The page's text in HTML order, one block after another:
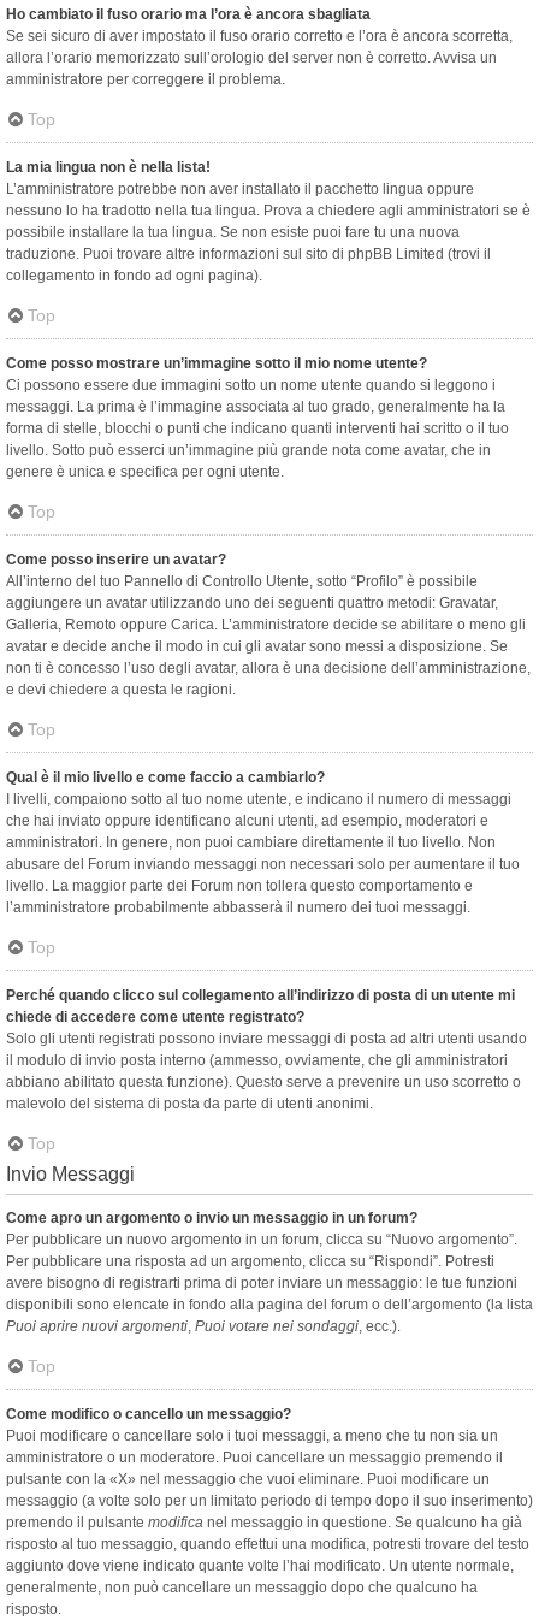
Ho cambiato il fuso orario ma l’ora è ancora sbagliata
Se sei sicuro di aver impostato il fuso orario corretto e l’ora è ancora scorretta,
allora l’orario memorizzato sull’orologio del server non è corretto. Avvisa un
amministratore per correggere il problema.
Top
La mia lingua non è nella lista!
L’amministratore potrebbe non aver installato il pacchetto lingua oppure
nessuno lo ha tradotto nella tua lingua. Prova a chiedere agli amministratori se è
possibile installare la tua lingua. Se non esiste puoi fare tu una nuova
traduzione. Puoi trovare altre informazioni sul sito di phpBB Limited (trovi il
collegamento in fondo ad ogni pagina).
Top
Come posso mostrare un’immagine sotto il mio nome utente?
Ci possono essere due immagini sotto un nome utente quando si leggono i
messaggi. La prima è l’immagine associata al tuo grado, generalmente ha la
forma di stelle, blocchi o punti che indicano quanti interventi hai scritto o il tuo
livello. Sotto può esserci un’immagine più grande nota come avatar, che in
genere è unica e specifica per ogni utente.
Top
Come posso inserire un avatar?
All’interno del tuo Pannello di Controllo Utente, sotto “Profilo” è possibile
aggiungere un avatar utilizzando uno dei seguenti quattro metodi: Gravatar,
Galleria, Remoto oppure Carica. L’amministratore decide se abilitare o meno gli
avatar e decide anche il modo in cui gli avatar sono messi a disposizione. Se
non ti è concesso l’uso degli avatar, allora è una decisione dell’amministrazione,
e devi chiedere a questa le ragioni.
Top
Qual è il mio livello e come faccio a cambiarlo?
I livelli, compaiono sotto al tuo nome utente, e indicano il numero di messaggi
che hai inviato oppure identificano alcuni utenti, ad esempio, moderatori e
amministratori. In genere, non puoi cambiare direttamente il tuo livello. Non
abusare del Forum inviando messaggi non necessari solo per aumentare il tuo
livello. La maggior parte dei Forum non tollera questo comportamento e
l’amministratore probabilmente abbasserà il numero dei tuoi messaggi.
Top
Perché quando clicco sul collegamento all’indirizzo di posta di un utente mi
chiede di accedere come utente registrato?
Solo gli utenti registrati possono inviare messaggi di posta ad altri utenti usando
il modulo di invio posta interno (ammesso, ovviamente, che gli amministratori
abbiano abilitato questa funzione). Questo serve a prevenire un uso scorretto o
malevolo del sistema di posta da parte di utenti anonimi.
Top
Invio Messaggi
Come apro un argomento o invio un messaggio in un forum?
Per pubblicare un nuovo argomento in un forum, clicca su “Nuovo argomento”.
Per pubblicare una risposta ad un argomento, clicca su “Rispondi”. Potresti
avere bisogno di registrarti prima di poter inviare un messaggio: le tue funzioni
disponibili sono elencate in fondo alla pagina del forum o dell’argomento (la lista
Puoi aprire nuovi argomenti, Puoi votare nei sondaggi, ecc.).
Top
Come modifico o cancello un messaggio?
Puoi modificare o cancellare solo i tuoi messaggi, a meno che tu non sia un
amministratore o un moderatore. Puoi cancellare un messaggio premendo il
pulsante con la «X» nel messaggio che vuoi eliminare. Puoi modificare un
messaggio (a volte solo per un limitato periodo di tempo dopo il suo inserimento)
premendo il pulsante modifica nel messaggio in questione. Se qualcuno ha già
risposto al tuo messaggio, quando effettui una modifica, potresti trovare del testo
aggiunto dove viene indicato quante volte l’hai modificato. Un utente normale,
generalmente, non può cancellare un messaggio dopo che qualcuno ha
risposto.